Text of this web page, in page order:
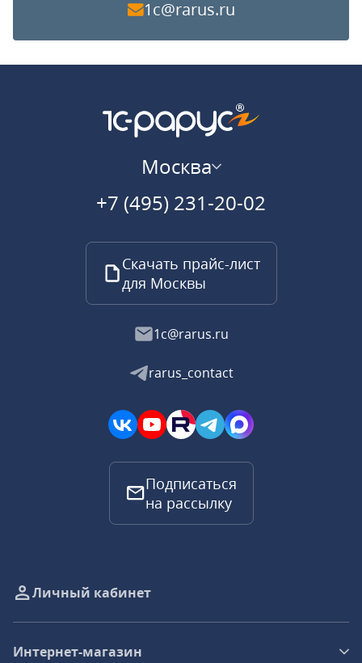
1c@rarus.ru
Москва
+7 (495) 231-20-02
Скачать прайс-лист
для Москвы
1c@rarus.ru
rarus_contact
Подписаться
на рассылку
Личный кабинет
Интернет-магазин